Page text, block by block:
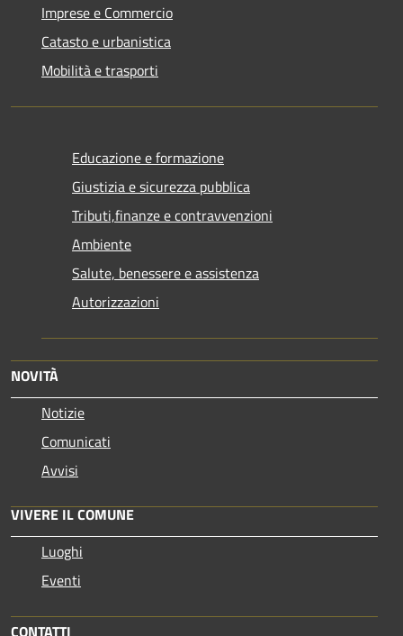
Imprese e Commercio
Catasto e urbanistica
Mobilità e trasporti
Educazione e formazione
Giustizia e sicurezza pubblica
Tributi,finanze e contravvenzioni
Ambiente
Salute, benessere e assistenza
Autorizzazioni
NOVITÀ
Notizie
Comunicati
Avvisi
VIVERE IL COMUNE
Luoghi
Eventi
CONTATTI